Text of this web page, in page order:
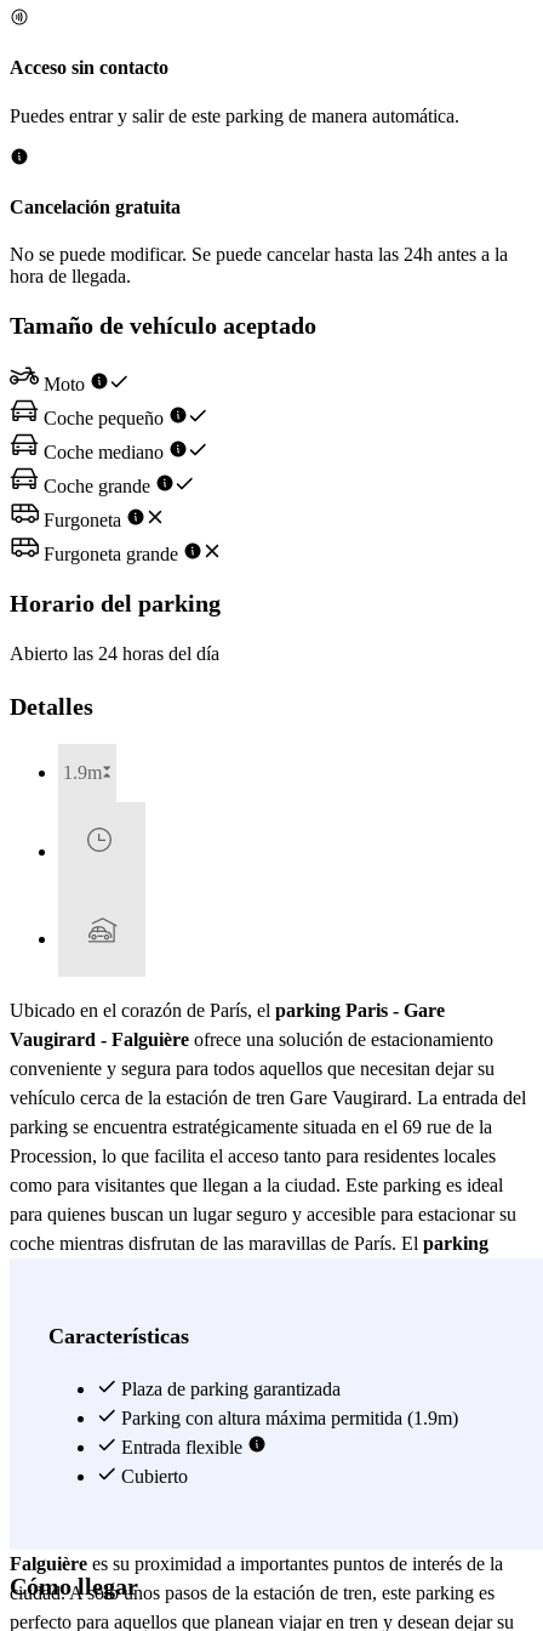
Acceso sin contacto
Puedes entrar y salir de este parking de manera automática.
Cancelación gratuita
No se puede modificar. Se puede cancelar hasta las 24h antes a la
hora de llegada.
Tamaño de vehículo aceptado
Moto
Coche pequeño
Coche mediano
Coche grande
Furgoneta
Furgoneta grande
Horario del parking
Abierto las 24 horas del día
Detalles
1.9m
Ubicado en el corazón de París, el parking Paris - Gare
Vaugirard - Falguière ofrece una solución de estacionamiento
conveniente y segura para todos aquellos que necesitan dejar su
vehículo cerca de la estación de tren Gare Vaugirard. La entrada del
parking se encuentra estratégicamente situada en el 69 rue de la
Procession, lo que facilita el acceso tanto para residentes locales
como para visitantes que llegan a la ciudad. Este parking es ideal
para quienes buscan un lugar seguro y accesible para estacionar su
coche mientras disfrutan de las maravillas de París. El parking
sistema de vigilancia las 24 horas, los 7 días de la semana, los
protegidos en todo momento. Además, el parking cuenta con
amplias plazas de estacionamiento, lo que facilita el aparcamiento
incluso en horas punta. La comodidad es una prioridad, y por ello, el
acceso al parking es sencillo y rápido, permitiendo a los conductores
Falguière es su proximidad a importantes puntos de interés de la
ciudad. A solo unos pasos de la estación de tren, este parking es
perfecto para aquellos que planean viajar en tren y desean dejar su
Características
Plaza de parking garantizada
Parking con altura máxima permitida (1.9m)
Entrada flexible
Cubierto
Cómo llegar